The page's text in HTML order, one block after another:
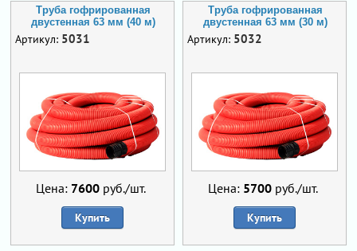
Труба гофрированная
двустенная 63 мм (40 м)
Артикул: 5031
Цена: 7600руб./шт.
Купить
Труба гофрированная
двустенная 63 мм (30 м)
Артикул: 5032
Цена: 5700руб./шт.
Купить